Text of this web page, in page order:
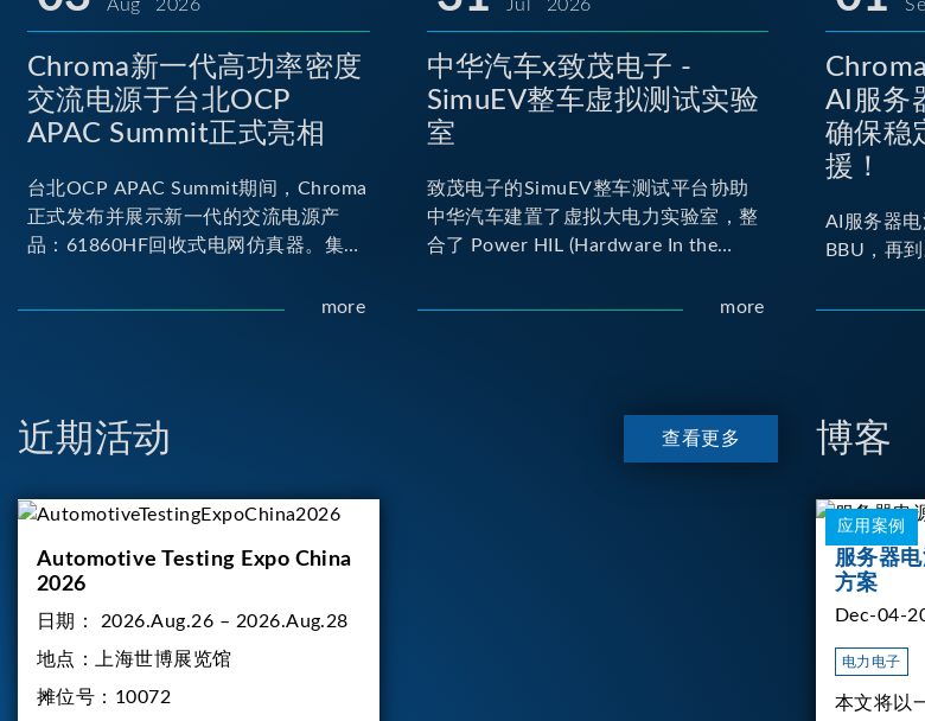
Aug 2026
Chroma新一代高功率密度
交流电源于台北OCP
APAC Summit正式亮相
台北OCP APAC Summit期间，Chroma
正式发布并展示新一代的交流电源产
品：61860HF回收式电网仿真器。集合
散热技术，实现5U高度具备最大60kVA
more
Jul 2026
中华汽车x致茂电子 -
SimuEV整车虚拟测试实验
室
致茂电子的SimuEV整车测试平台协助
中华汽车建置了虚拟大电力实验室，整
合了 Power HIL (Hardware In the
more
AI服务
确保稳
援！
AI服务器电
BBU，再
近期活动 查看更多
Automotive Testing Expo China
2026
日期：
2026.Aug.26 – 2026.Aug.28
地点：
上海世博展览馆
摊位号： 10072
博客
应用案例
服务器
方案
Dec-04-
电力电子
本文将以